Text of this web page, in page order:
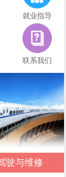
就业指导
联系我们
驶与维修
升学保障
条出路
坑